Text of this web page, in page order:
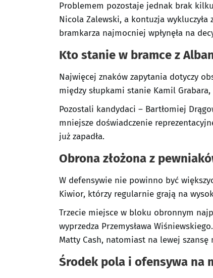
Problemem pozostaje jednak brak
Nicola Zalewski, a kontuzja wykluczyła
bramkarza najmocniej wpłynęła na
Kto stanie w bramce z
Najwięcej znaków zapytania dotyczy
między słupkami stanie Kamil
Pozostali kandydaci – Bartłomiej
mniejsze doświadczenie
już zapadła.
Obrona złożona z
W defensywie nie powinno być
Kiwior, którzy regularnie grają na
Trzecie miejsce w bloku obronnym
wyprzedza Przemysława
Matty Cash, natomiast na lewej szansę
Środek pola i ofensywa na